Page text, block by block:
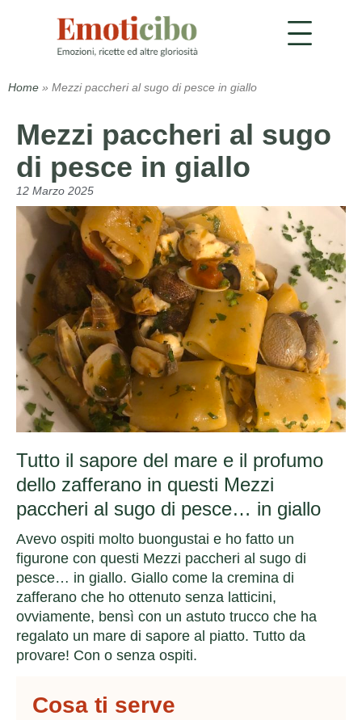
Home » Mezzi paccheri al sugo di pesce in giallo
Mezzi paccheri al sugo
di pesce in giallo
12 Marzo 2025
Tutto il sapore del mare e il profumo
dello zafferano in questi Mezzi
paccheri al sugo di pesce… in giallo
Avevo ospiti molto buongustai e ho fatto un
figurone con questi Mezzi paccheri al sugo di
pesce… in giallo. Giallo come la cremina di
zafferano che ho ottenuto senza latticini,
ovviamente, bensì con un astuto trucco che ha
regalato un mare di sapore al piatto. Tutto da
provare! Con o senza ospiti.
Cosa ti serve